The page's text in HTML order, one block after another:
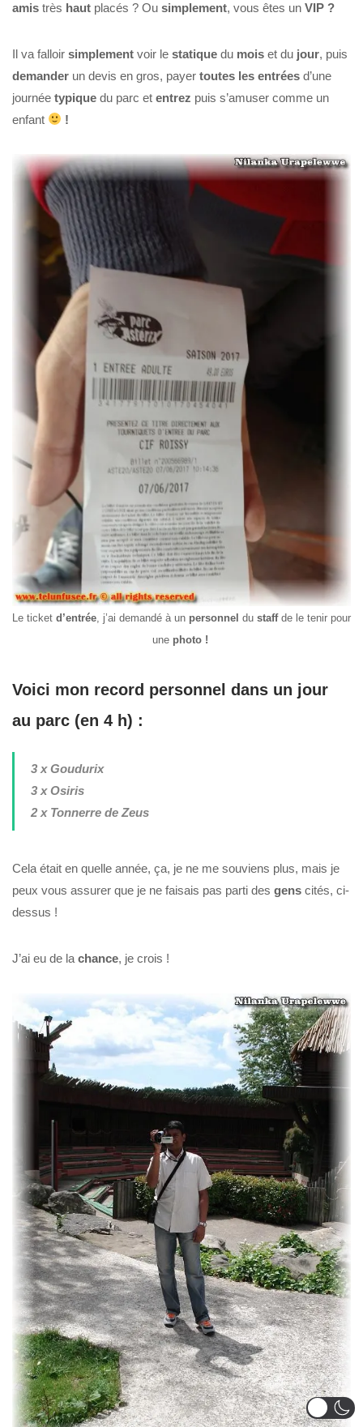
amis très haut placés ? Ou simplement, vous êtes un VIP ?
Il va falloir simplement voir le statique du mois et du jour, puis
demander un devis en gros, payer toutes les entrées d’une
journée typique du parc et entrez puis s’amuser comme un
enfant
!
Le ticket d’entrée, j’ai demandé à un personnel du staffde le tenir pour
une photo !
Voici mon record personnel dans un jour
au parc (en 4 h) :
3 x Goudurix
3 x Osiris
2 x Tonnerre de Zeus
Cela était en quelle année, ça, je ne me souviens plus, mais je
peux vous assurer que je ne faisais pas parti des gens cités, ci-
dessus !
J’ai eu de la chance, je crois !